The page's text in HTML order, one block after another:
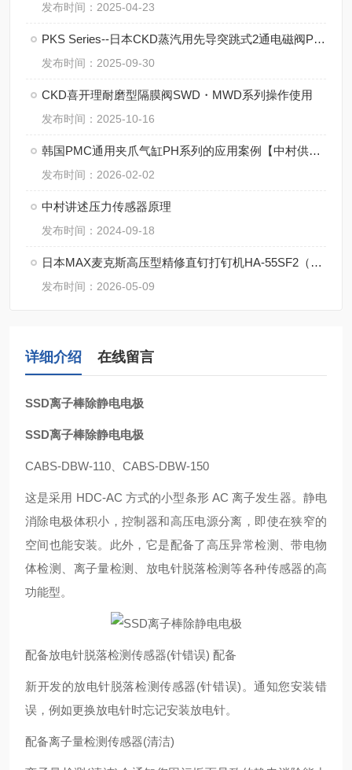
发布时间：2025-04-23
PKS Series--日本CKD蒸汽用先导突跳式2通电磁阀PKS
发布时间：2025-09-30
CKD喜开理耐磨型隔膜阀SWD・MWD系列操作使用
发布时间：2025-10-16
韩国PMC通用夹爪气缸PH系列的应用案例【中村供应】
发布时间：2026-02-02
中村讲述压力传感器原理
发布时间：2024-09-18
日本MAX麦克斯高压型精修直钉打钉机HA-55SF2（D）对比国产分析
发布时间：2026-05-09
详细介绍 在线留言
SSD离子棒除静电电极
SSD离子棒除静电电极
CABS-DBW-110、CABS-DBW-150
这是采用 HDC-AC 方式的小型条形 AC 离子发生器。静电
消除电极体积小，控制器和高压电源分离，即使在狭窄的
空间也能安装。此外，它是配备了高压异常检测、带电物
体检测、离子量检测、放电针脱落检测等各种传感器的高
功能型。
配备放电针脱落检测传感器(针错误) 配备
新开发的放电针脱落检测传感器(针错误)。通知您安装错
误，例如更换放电针时忘记安装放电针。
配备离子量检测传感器(清洁)